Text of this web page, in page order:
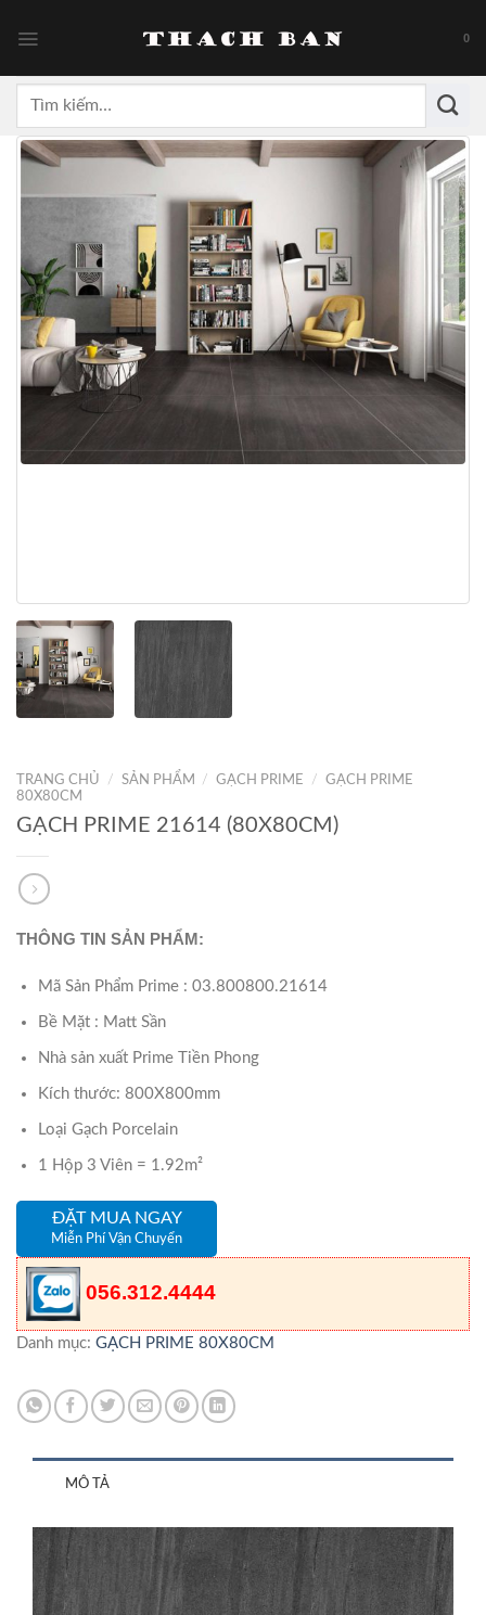
0
kiếm:
TRANG CHỦ / SẢN PHẨM / GẠCH PRIME /
GẠCH PRIME
80X80CM
GẠCH PRIME 21614 (80X80CM)
THÔNG TIN SẢN PHẨM:
Mã Sản Phẩm Prime : 03.800800.21614
Bề Mặt : Matt Sần
Nhà sản xuất Prime Tiền Phong
Kích thước: 800X800mm
Loại Gạch Porcelain
1 Hộp 3 Viên = 1.92m²
ĐẶT MUA NGAY
Miễn Phí Vận Chuyển
056.312.4444
Danh mục: GẠCH PRIME 80X80CM
MÔ TẢ